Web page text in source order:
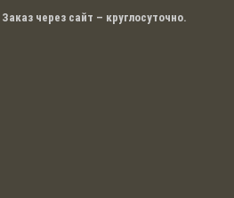
Заказ через сайт – круглосуточно.